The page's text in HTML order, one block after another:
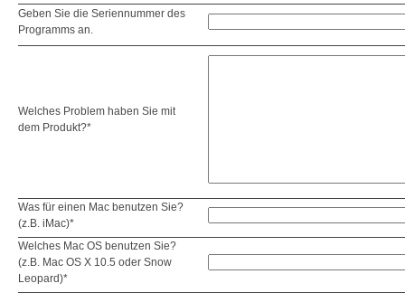
Geben Sie die Seriennummer des
Programms an.
Welches Problem haben Sie mit
dem Produkt?*
Was für einen Mac benutzen Sie?
(z.B. iMac)*
Welches Mac OS benutzen Sie?
(z.B. Mac OS X 10.5 oder Snow
Leopard)*